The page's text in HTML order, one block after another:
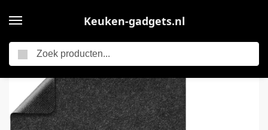
Keuken-gadgets.nl
Ovenbeschermingsmat – 2 Stuks – Beschermmat – Keuken Accessoire – Gevoeld – Waterdicht en Antislip – Geschikt voor Airfryer Koffiezetapparaat Keukenblad – 44*30CM – Zwart